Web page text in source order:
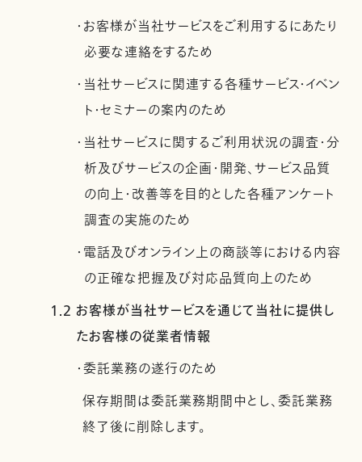
・お客様が当社サービスをご利用するにあたり
必要な連絡をするため
・当社サービスに関連する各種サービス・イベン
ト・セミナーの案内のため
・当社サービスに関するご利用状況の調査・分
析及びサービスの企画・開発、サービス品質
の向上・改善等を目的とした各種アンケート
調査の実施のため
・電話及びオンライン上の商談等における内容
の正確な把握及び対応品質向上のため
1.2 お客様が当社サービスを通じて当社に提供し
たお客様の従業者情報
・委託業務の遂行のため
保存期間は委託業務期間中とし、委託業務
終了後に削除します。